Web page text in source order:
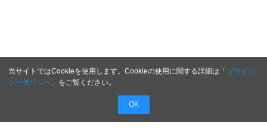
当サイトではCookieを使用します。Cookieの使用に関する詳細は「プライバ
シーポリシー 」をご覧ください。
OK